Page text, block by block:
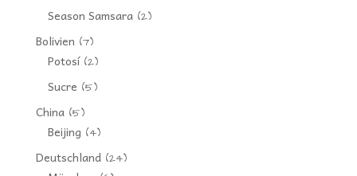
Season Samsara(2)
Bolivien (7)
Potosí(2)
Sucre (5)
China(5)
Beijing (4)
Deutschland(24)